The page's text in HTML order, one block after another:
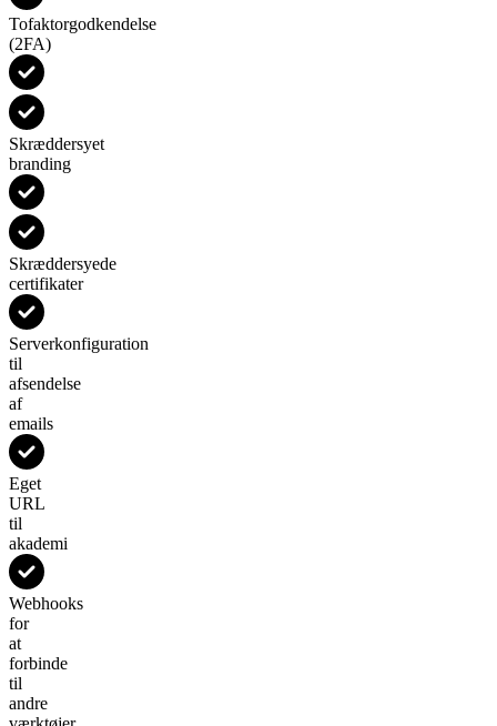
Tofaktorgodkendelse
(2FA)
Skræddersyet
branding
Skræddersyede
certifikater
Serverkonfiguration
til
afsendelse
af
emails
Eget
URL
til
akademi
Webhooks
for
at
forbinde
til
andre